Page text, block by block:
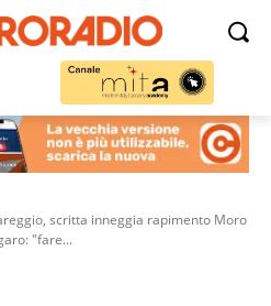
scritta inneggia rapimento Moro
"fare...